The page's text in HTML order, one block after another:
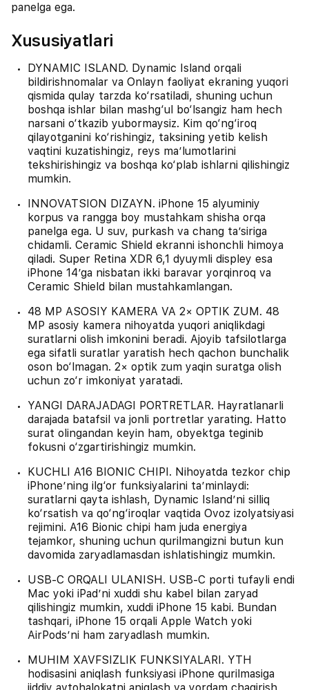
panelga ega.
Xususiyatlari
DYNAMIC ISLAND. Dynamic Island orqali
bildirishnomalar va Onlayn faoliyat ekraning yuqori
qismida qulay tarzda ko‘rsatiladi, shuning uchun
boshqa ishlar bilan mashg‘ul bo‘lsangiz ham hech
narsani o‘tkazib yubormaysiz. Kim qo‘ng‘iroq
qilayotganini ko‘rishingiz, taksining yetib kelish
vaqtini kuzatishingiz, reys maʼlumotlarini
tekshirishingiz va boshqa ko‘plab ishlarni qilishingiz
mumkin.
INNOVATSION DIZAYN. iPhone 15 alyuminiy
korpus va rangga boy mustahkam shisha orqa
panelga ega. U suv, purkash va chang taʼsiriga
chidamli. Ceramic Shield ekranni ishonchli himoya
qiladi. Super Retina XDR 6,1 dyuymli displey esa
iPhone 14’ga nisbatan ikki baravar yorqinroq va
Ceramic Shield bilan mustahkamlangan.
48 MP ASOSIY KAMERA VA 2× OPTIK ZUM. 48
MP asosiy kamera nihoyatda yuqori aniqlikdagi
suratlarni olish imkonini beradi. Ajoyib tafsilotlarga
ega sifatli suratlar yaratish hech qachon bunchalik
oson bo‘lmagan. 2× optik zum yaqin suratga olish
uchun zo‘r imkoniyat yaratadi.
YANGI DARAJADAGI PORTRETLAR. Hayratlanarli
darajada batafsil va jonli portretlar yarating. Hatto
surat olingandan keyin ham, obyektga teginib
fokusni o‘zgartirishingiz mumkin.
KUCHLI A16 BIONIC CHIPI. Nihoyatda tezkor chip
iPhone’ning ilg‘or funksiyalarini taʼminlaydi:
suratlarni qayta ishlash, Dynamic Island’ni silliq
ko‘rsatish va qo‘ng‘iroqlar vaqtida Ovoz izolyatsiyasi
rejimini. A16 Bionic chipi ham juda energiya
tejamkor, shuning uchun qurilmangizni butun kun
davomida zaryadlamasdan ishlatishingiz mumkin.
USB‑C ORQALI ULANISH. USB‑C porti tufayli endi
Mac yoki iPad’ni xuddi shu kabel bilan zaryad
qilishingiz mumkin, xuddi iPhone 15 kabi. Bundan
tashqari, iPhone 15 orqali Apple Watch yoki
AirPods’ni ham zaryadlash mumkin.
MUHIM XAVFSIZLIK FUNKSIYALARI. YTH
hodisasini aniqlash funksiyasi iPhone qurilmasiga